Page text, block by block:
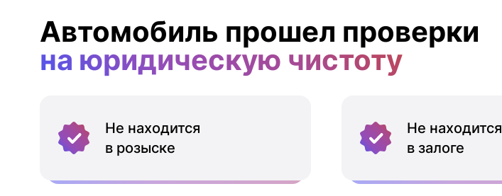
Автомобиль прошел проверки
на юридическую чистоту
Не находится
в розыске
Не находится
в залоге